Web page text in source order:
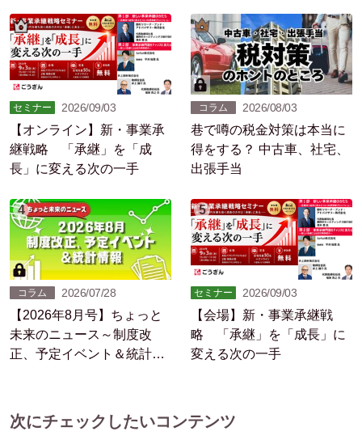
セミナー 2026/09/03
【オンライン】新・事業承
継戦略 「承継」を「成
長」に変える次の一手
コラム 2026/08/03
巷で噂の税金対策は本当に
得をする？ 中古車、社宅、
出張手当
4
コラム 2026/07/28
【2026年8月号】ちょっと
未来のニュース～制度改
正、予定イベント＆統計情
5
セミナー 2026/09/03
【会場】新・事業承継戦
略 「承継」を「成長」に
変える次の一手
次にチェックしたいコンテンツ